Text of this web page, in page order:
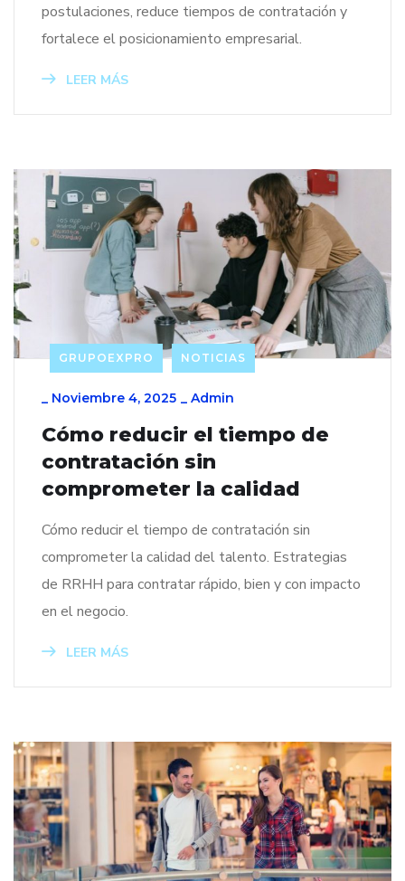
postulaciones, reduce tiempos de contratación y
fortalece el posicionamiento empresarial.
LEER MÁS
GRUPOEXPRO NOTICIAS
_ Noviembre 4, 2025 _ Admin
Cómo reducir el tiempo de
contratación sin
comprometer la calidad
Cómo reducir el tiempo de contratación sin
comprometer la calidad del talento. Estrategias
de RRHH para contratar rápido, bien y con impacto
en el negocio.
LEER MÁS